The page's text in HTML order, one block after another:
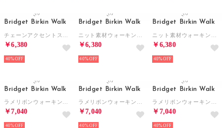
Bridget Birkin Walk
￥6,380
40%
Bridget Birkin Walk
￥6,380
40%
Bridget Birkin Walk
￥6,380
40%
Bridget Birkin Walk
￥7,040
40%
Bridget Birkin Walk
￥7,040
40%
Bridget Birkin Walk
￥7,040
40%